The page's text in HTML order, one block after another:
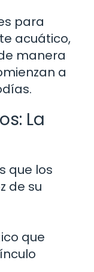
para
acuático,
manera
a
La
que los
de su
que